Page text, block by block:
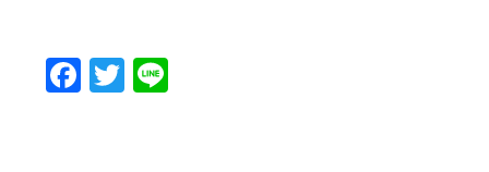
Facebook
Twitter